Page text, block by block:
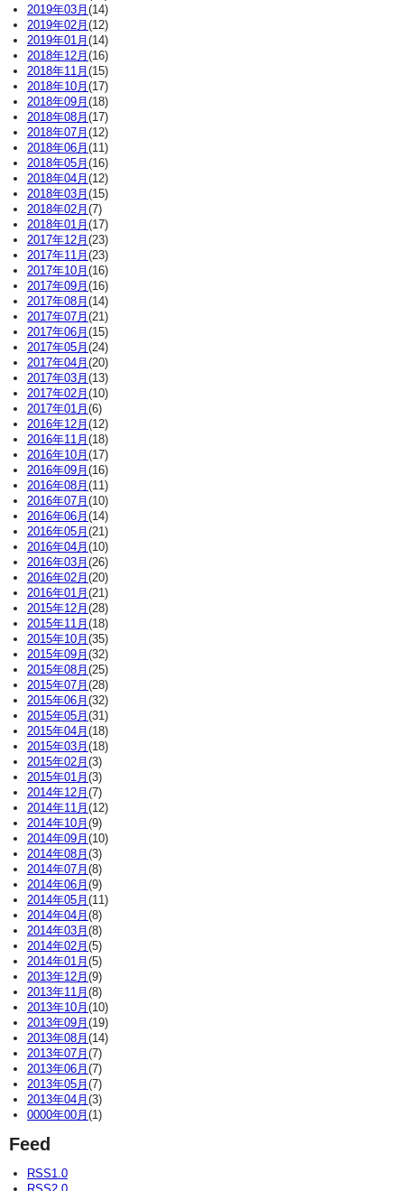
2019年03月 (14)
2019年02月 (12)
2019年01月 (14)
2018年12月 (16)
2018年11月 (15)
2018年10月 (17)
2018年09月 (18)
2018年08月 (17)
2018年07月 (12)
2018年06月 (11)
2018年05月 (16)
2018年04月 (12)
2018年03月 (15)
2018年02月 (7)
2018年01月 (17)
2017年12月 (23)
2017年11月 (23)
2017年10月 (16)
2017年09月 (16)
2017年08月 (14)
2017年07月 (21)
2017年06月 (15)
2017年05月 (24)
2017年04月 (20)
2017年03月 (13)
2017年02月 (10)
2017年01月 (6)
2016年12月 (12)
2016年11月 (18)
2016年10月 (17)
2016年09月 (16)
2016年08月 (11)
2016年07月 (10)
2016年06月 (14)
2016年05月 (21)
2016年04月 (10)
2016年03月 (26)
2016年02月 (20)
2016年01月 (21)
2015年12月 (28)
2015年11月 (18)
2015年10月 (35)
2015年09月 (32)
2015年08月 (25)
2015年07月 (28)
2015年06月 (32)
2015年05月 (31)
2015年04月 (18)
2015年03月 (18)
2015年02月 (3)
2015年01月 (3)
2014年12月 (7)
2014年11月 (12)
2014年10月 (9)
2014年09月 (10)
2014年08月 (3)
2014年07月 (8)
2014年06月 (9)
2014年05月 (11)
2014年04月 (8)
2014年03月 (8)
2014年02月 (5)
2014年01月 (5)
2013年12月 (9)
2013年11月 (8)
2013年10月 (10)
2013年09月 (19)
2013年08月 (14)
2013年07月 (7)
2013年06月 (7)
2013年05月 (7)
2013年04月 (3)
0000年00月 (1)
Feed
RSS1.0